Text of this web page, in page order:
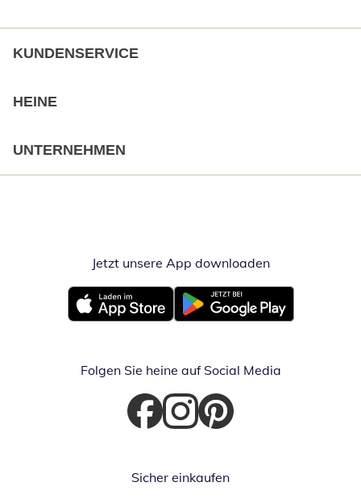
KUNDENSERVICE
HEINE
UNTERNEHMEN
Jetzt unsere App downloadenÖffnet in
Öffnet in neuem FensterÖffnet in neuem Fenster
Folgen Sie heine auf Social Media
Öffnet in neuem Fenster
Öffnet in neuem Fenster
Öffnet in neuem Fenster
Sicher einkaufen